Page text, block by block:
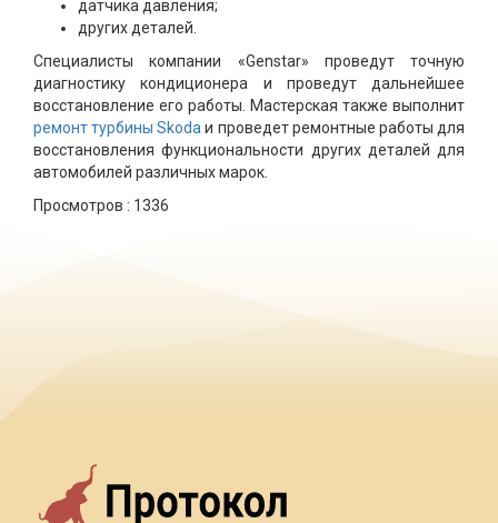
датчика давления;
других деталей.
Специалисты компании «Genstar» проведут точную
диагностику кондиционера и проведут дальнейшее
восстановление его работы. Мастерская также выполнит
ремонт турбины Skoda и проведет ремонтные работы для
восстановления функциональности других деталей для
автомобилей различных марок.
Просмотров : 1336